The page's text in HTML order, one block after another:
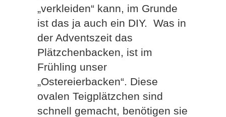
„verkleiden“ kann, im Grunde
ist das ja auch ein DIY. Was in
der Adventszeit das
Plätzchenbacken, ist im
Frühling unser
„Ostereierbacken“. Diese
ovalen Teigplätzchen sind
schnell gemacht, benötigen sie